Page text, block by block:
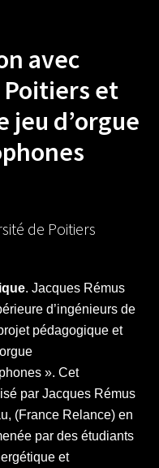
avec
et
jeu d’orgue
de Poitiers
. Jacques Rémus
d’ingénieurs de
pédagogique et
». Cet
par Jacques Rémus
(France Relance) en
par des étudiants
et